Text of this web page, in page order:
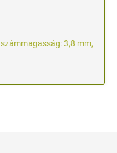
3,8 mm,